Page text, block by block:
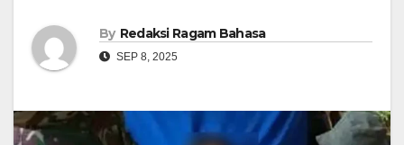
By Redaksi Ragam Bahasa
SEP 8, 2025